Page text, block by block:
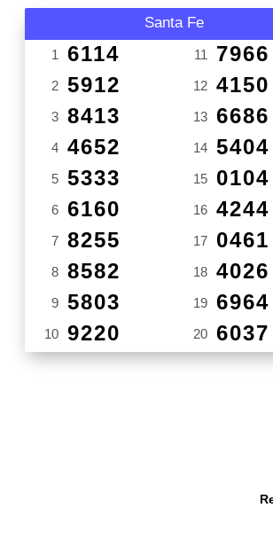
Santa Fe
1 6114
2 5912
3 8413
4 4652
5 5333
6 6160
7 8255
8 8582
9 5803
10 9220
11 7966
12 4150
13 6686
14 5404
15 0104
16 4244
17 0461
18 4026
19 6964
20 6037